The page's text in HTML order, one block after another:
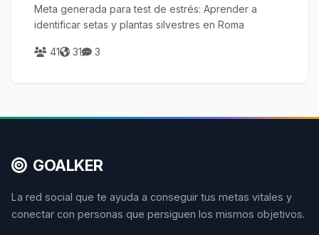
Meta generada para test de estrés: Aprender a
identificar setas y plantas silvestres en Roma
41 31 3
GOALKER
La red social que te ayuda a conseguir tus metas vitales y
conectar con personas que persiguen los mismos objetivos.